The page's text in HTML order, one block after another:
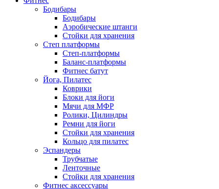
Бодибары
Бодибары
Аэробические штанги
Стойки для хранения
Степ платформы
Степ-платформы
Баланс-платформы
Фитнес батут
Йога, Пилатес
Коврики
Блоки для йоги
Мячи для МФР
Ролики, Цилиндры
Ремни для йоги
Стойки для хранения
Кольцо для пилатес
Эспандеры
Трубчатые
Ленточные
Стойки для хранения
Фитнес аксессуары